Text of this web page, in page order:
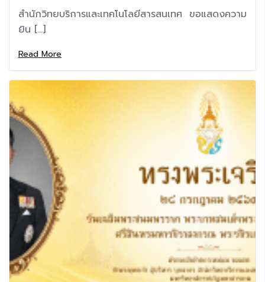
สำนักวิทยบริการและเทคโนโลยีสารสนเทศ ขอแสดงความ
ยิน […]
Read More